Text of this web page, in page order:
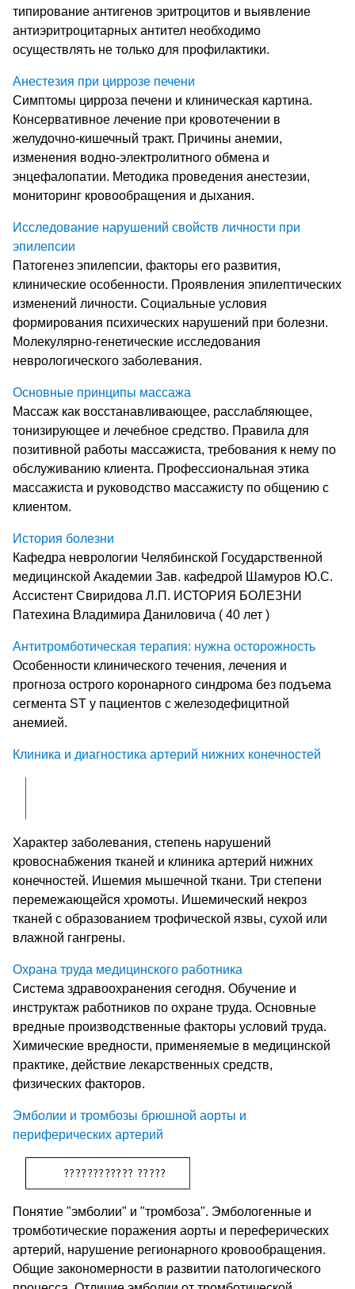
типирование антигенов эритроцитов и выявление
антиэритроцитарных антител необходимо
осуществлять не только для профилактики.
Анестезия при циррозе печени
Симптомы цирроза печени и клиническая картина.
Консервативное лечение при кровотечении в
желудочно-кишечный тракт. Причины анемии,
изменения водно-электролитного обмена и
энцефалопатии. Методика проведения анестезии,
мониторинг кровообращения и дыхания.
Исследование нарушений свойств личности при
эпилепсии
Патогенез эпилепсии, факторы его развития,
клинические особенности. Проявления эпилептических
изменений личности. Социальные условия
формирования психических нарушений при болезни.
Молекулярно-генетические исследования
неврологического заболевания.
Основные принципы массажа
Массаж как восстанавливающее, расслабляющее,
тонизирующее и лечебное средство. Правила для
позитивной работы массажиста, требования к нему по
обслуживанию клиента. Профессиональная этика
массажиста и руководство массажисту по общению с
клиентом.
История болезни
Кафедра неврологии Челябинской Государственной
медицинской Академии Зав. кафедрой Шамуров Ю.С.
Ассистент Свиридова Л.П. ИСТОРИЯ БОЛЕЗНИ
Патехина Владимира Даниловича ( 40 лет )
Антитромботическая терапия: нужна осторожность
Особенности клинического течения, лечения и
прогноза острого коронарного синдрома без подъема
сегмента ST у пациентов с железодефицитной
анемией.
Клиника и диагностика артерий нижних конечностей
Характер заболевания, степень нарушений
кровоснабжения тканей и клиника артерий нижних
конечностей. Ишемия мышечной ткани. Три степени
перемежающейся хромоты. Ишемический некроз
тканей с образованием трофической язвы, сухой или
влажной гангрены.
Охрана труда медицинского работника
Система здравоохранения сегодня. Обучение и
инструктаж работников по охране труда. Основные
вредные производственные факторы условий труда.
Химические вредности, применяемые в медицинской
практике, действие лекарственных средств,
физических факторов.
Эмболии и тромбозы брюшной аорты и
периферических артерий
Понятие "эмболии" и "тромбоза". Эмбологенные и
тромботические поражения аорты и переферических
артерий, нарушение регионарного кровообращения.
Общие закономерности в развитии патологического